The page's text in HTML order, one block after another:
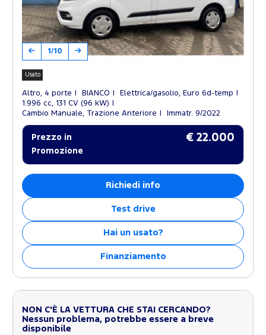
1/10
Usato
Altro, 4 porte BIANCO
Elettrica/gasolio, Euro 6d-temp
1.996 cc, 131 CV (96 kW)
Cambio Manuale, Trazione Anteriore
Immatr. 9/2022
Prezzo in
Promozione
€ 22.000
Richiedi info
Test drive
Hai un usato?
Finanziamento
NON C'È LA VETTURA CHE STAI CERCANDO?
Nessun problema, potrebbe essere a breve
disponibile